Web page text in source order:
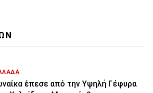
έπεσε από την Υψηλή Γέφυρα